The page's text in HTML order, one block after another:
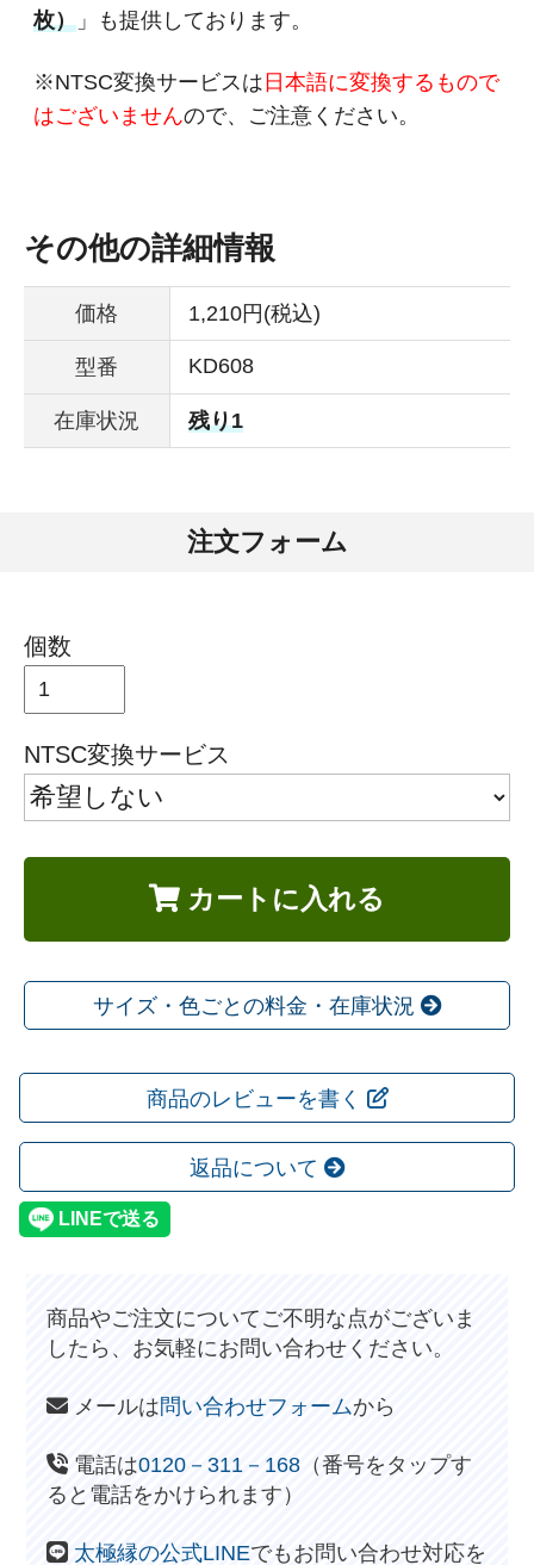
枚） 」も提供しております。
※NTSC変換サービスは 日本語に変換するもので
はございませんので、ご注意ください。
その他の詳細情報
価格 1,210円(税込)
型番 KD608
在庫状況 残り1
注文フォーム
個数
NTSC変換サービス
カートに入れる
サイズ・色ごとの料金・在庫状況
商品のレビューを書く
返品について
商品やご注文についてご不明な点がございま
したら、お気軽にお問い合わせください。
メールは問い合わせフォームから
電話は0120－311－168 （番号をタップす
ると電話をかけられます）
太極縁の公式LINEでもお問い合わせ対応を